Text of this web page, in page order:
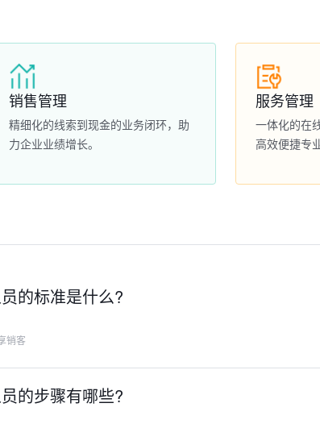
销售管理
精细化的线索到现金的业务闭环，助
力企业业绩增长。
服务管理
一体化的在
高效便捷专业
的标准是什么?
销客
的步骤有哪些?